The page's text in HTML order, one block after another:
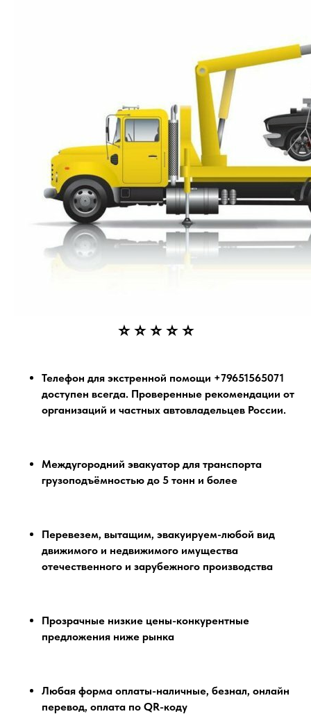
⭐ ⭐ ⭐ ⭐ ⭐
Телефон для экстренной помощи +79651565071
доступен всегда. Проверенные рекомендации от
организаций и частных автовладельцев России.
Междугородний эвакуатор для транспорта
грузоподъёмностью до 5 тонн и более
Перевезем, вытащим, эвакуируем-любой вид
движимого и недвижимого имущества
отечественного и зарубежного производства
Прозрачные низкие цены-конкурентные
предложения ниже рынка
Любая форма оплаты-наличные, безнал, онлайн
перевод, оплата по QR-коду